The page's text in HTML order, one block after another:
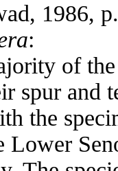
1986,
:
of
spur and
the
Lower